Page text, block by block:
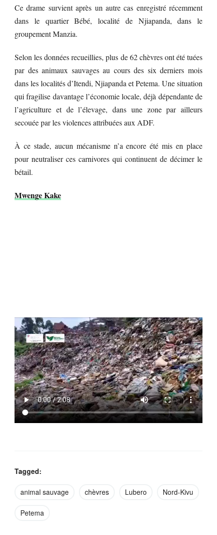
Ce drame survient après un autre cas enregistré récemment
dans le quartier Bébé, localité de Njiapanda, dans le
groupement Manzia.
Selon les données recueillies, plus de 62 chèvres ont été tuées
par des animaux sauvages au cours des six derniers mois
dans les localités d’Itendi, Njiapanda et Petema. Une situation
qui fragilise davantage l’économie locale, déjà dépendante de
l’agriculture et de l’élevage, dans une zone par ailleurs
secouée par les violences attribuées aux ADF.
À ce stade, aucun mécanisme n’a encore été mis en place
pour neutraliser ces carnivores qui continuent de décimer le
bétail.
Mwenge Kake
Tagged:
animal sauvage chèvres Lubero Nord-Kivu
Petema